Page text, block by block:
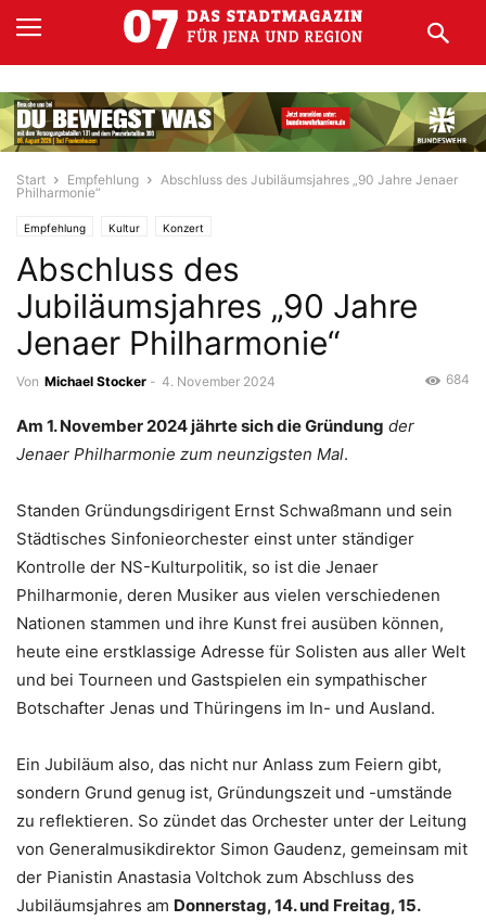
Start Empfehlung
Abschluss des Jubiläumsjahres „90 Jahre Jenaer
Philharmonie“
Empfehlung Kultur Konzert
Abschluss des
Jubiläumsjahres „90 Jahre
Jenaer Philharmonie“
Von Michael Stocker - 4. November 2024 684
Am 1. November 2024 jährte sich die Gründung der
Jenaer Philharmonie zum neunzigsten Mal.
Standen Gründungsdirigent Ernst Schwaßmann und sein
Städtisches Sinfonieorchester einst unter ständiger
Kontrolle der NS-Kulturpolitik, so ist die Jenaer
Philharmonie, deren Musiker aus vielen verschiedenen
Nationen stammen und ihre Kunst frei ausüben können,
heute eine erstklassige Adresse für Solisten aus aller Welt
und bei Tourneen und Gastspielen ein sympathischer
Botschafter Jenas und Thüringens im In- und Ausland.
Ein Jubiläum also, das nicht nur Anlass zum Feiern gibt,
sondern Grund genug ist, Gründungszeit und -umstände
zu reflektieren. So zündet das Orchester unter der Leitung
von Generalmusikdirektor Simon Gaudenz, gemeinsam mit
der Pianistin Anastasia Voltchok zum Abschluss des
Jubiläumsjahres am Donnerstag, 14. und Freitag, 15.